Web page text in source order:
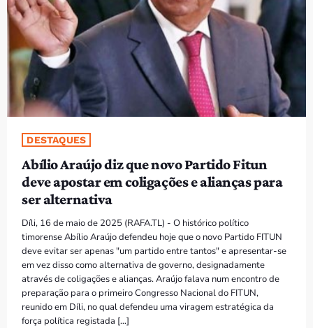
CONTACTOS
PORTUGUÊS keyboard_arrow_down
TÉTUM
PORTUGUÊS
PRÓXIMOS PROGRAMAS
DESTAQUES
Abílio Araújo diz que novo Partido Fitun
deve apostar em coligações e alianças para
ser alternativa
Díli, 16 de maio de 2025 (RAFA.TL) - O histórico político
timorense Abílio Araújo defendeu hoje que o novo Partido FITUN
deve evitar ser apenas "um partido entre tantos" e apresentar-se
em vez disso como alternativa de governo, designadamente
através de coligações e alianças. Araújo falava num encontro de
preparação para o primeiro Congresso Nacional do FITUN,
reunido em Díli, no qual defendeu uma viragem estratégica da
força política registada […]